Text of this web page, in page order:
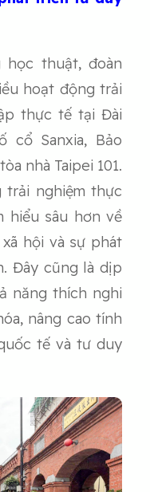
học thuật, đoàn
hoạt động trải
thực tế tại Đài
cổ Sanxia, Bảo
nhà Taipei 101.
trải nghiệm thực
hiểu sâu hơn về
hội và sự phát
Đây cũng là dịp
năng thích nghi
nâng cao tính
tế và tư duy